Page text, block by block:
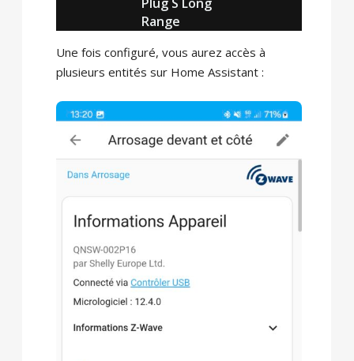
Range
Une fois configuré, vous aurez accès à
plusieurs entités sur Home Assistant :